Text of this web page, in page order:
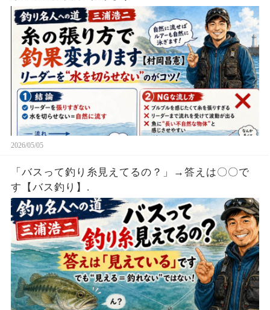
2026/05/05
「バスって釣り糸見えてるの？」→答えは〇〇で
す【バス釣り】.